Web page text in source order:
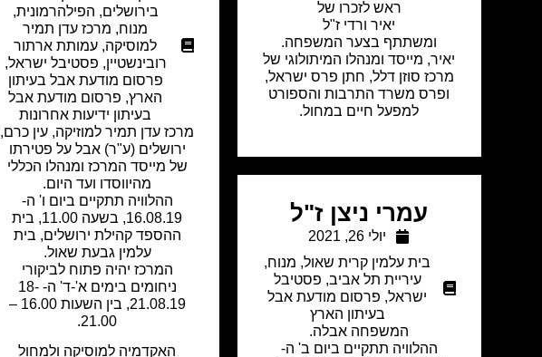
ראש לזכרו של
יאיר ורדי ז"ל
ומשתתף בצער המשפחה.
יאיר, מייסד ומנהלו המיתולוגי של
מרכז סוזן דלל, חתן פרס ישראל,
ופרס משרד התרבות והספורט
למפעל חיים במחול.
עמרי ניצן ז"ל
יולי 26, 2021
בית עלמין קרית שאול, מנוח,
עיריית תל אביב, פסטיבל
ישראל, פרסום מודעת אבל
בעיתון הארץ
המשפחה אבלה.
ההלוויה תתקיים ביום ב' ה-
בירושלים, הפילהרמונית,
מנוח, מרכז עדן תמיר
למוסיקה, עמותת ארתור
רובינשטיין, פסטיבל ישראל,
פרסום מודעת אבל בעיתון
הארץ, פרסום מודעת אבל
בעיתון ידיעות אחרונות
מרכז עדן תמיר למוזיקה, עין כרם,
ירושלים (ע"ר) אבל על פטירתו
של מייסד המרכז ומנהלו הכללי
מהיווסדו ועד היום.
ההלוויה תתקיים ביום ו' ה-
16.08.19, בשעה 11.00, בית
ההספד קהילת ירושלים, בית
עלמין גבעת שאול.
המרכז יהיה פתוח לביקורי
ניחומים בימים א'-ד' ה- 18-
21.08.19, בין השעות 16.00 –
21.00.
האקדמיה למוסיקה ולמחול